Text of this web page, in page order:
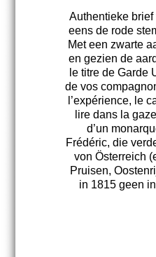
Authentieke
eens de rode
Met een zwarte
en gezien de
le titre de Garde
de vos
l’expérience, le
lire dans la
d’un
Frédéric, die
von Österreich
Pruisen,
in 1815 geen